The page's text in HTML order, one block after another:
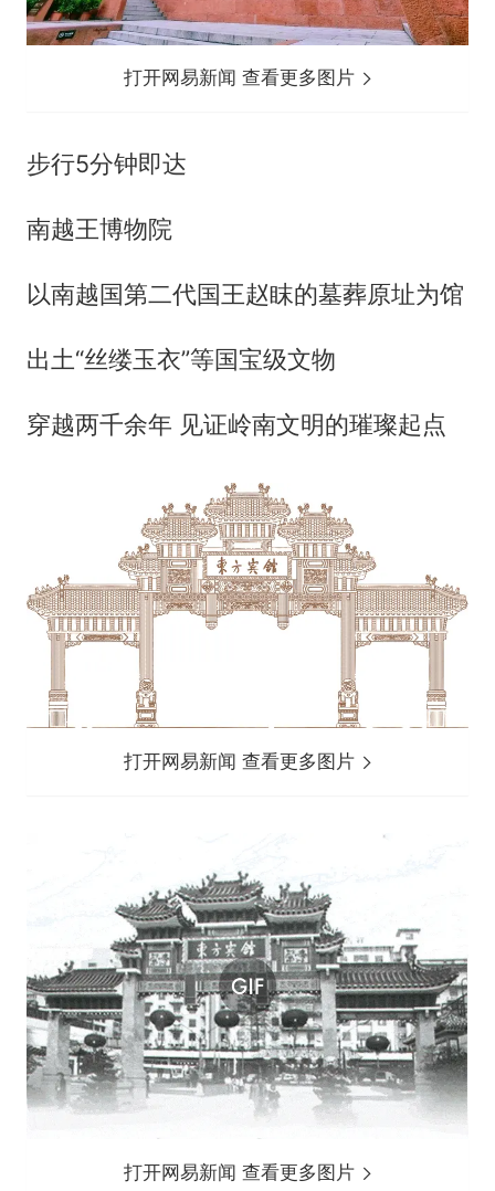
打开网易新闻 查看更多图片
步行5分钟即达
南越王博物院
以南越国第二代国王赵眜的墓葬原址为馆
出土“丝缕玉衣”等国宝级文物
穿越两千余年 见证岭南文明的璀璨起点
打开网易新闻 查看更多图片
打开网易新闻 查看更多图片